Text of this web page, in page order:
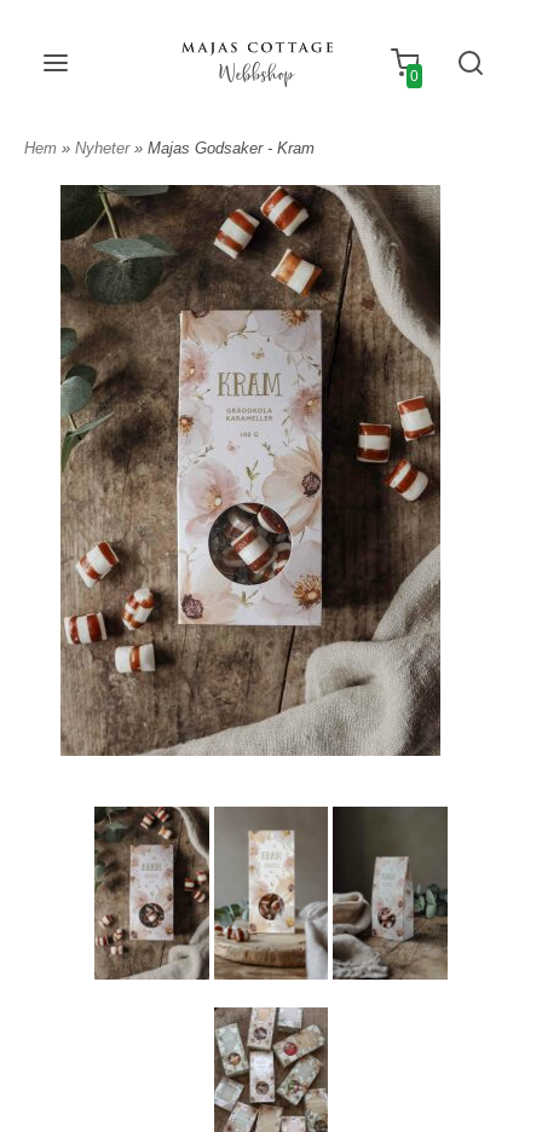
Webbshop 0
Hem » Nyheter » Majas Godsaker - Kram